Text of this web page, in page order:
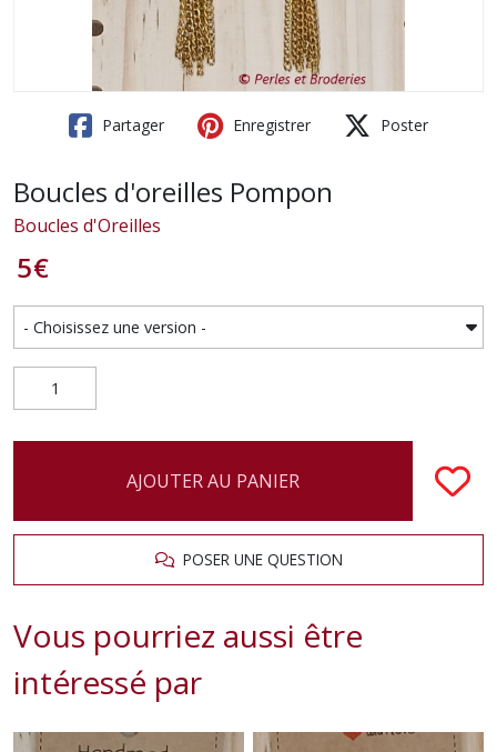
Partager Enregistrer Poster
Boucles d'oreilles Pompon
Boucles d'Oreilles
5€
AJOUTER AU PANIER
POSER UNE QUESTION
Vous pourriez aussi être
intéressé par